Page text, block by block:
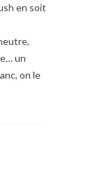
en soit
un
on le